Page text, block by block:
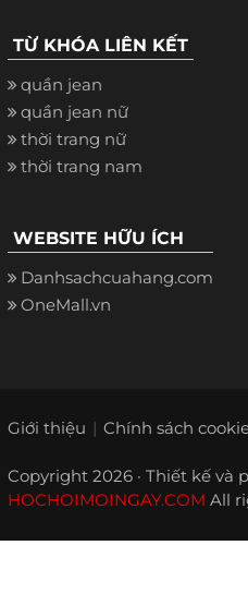
TỪ KHÓA LIÊN KẾT
quần jean
quần jean nữ
thời trang nữ
thời trang nam
WEBSITE HỮU ÍCH
Danhsachcuahang.com
OneMall.vn
Giới thiệu Chính sách
Copyright 2026 · Thiết kế và
HOCHOIMOINGAY.COM All